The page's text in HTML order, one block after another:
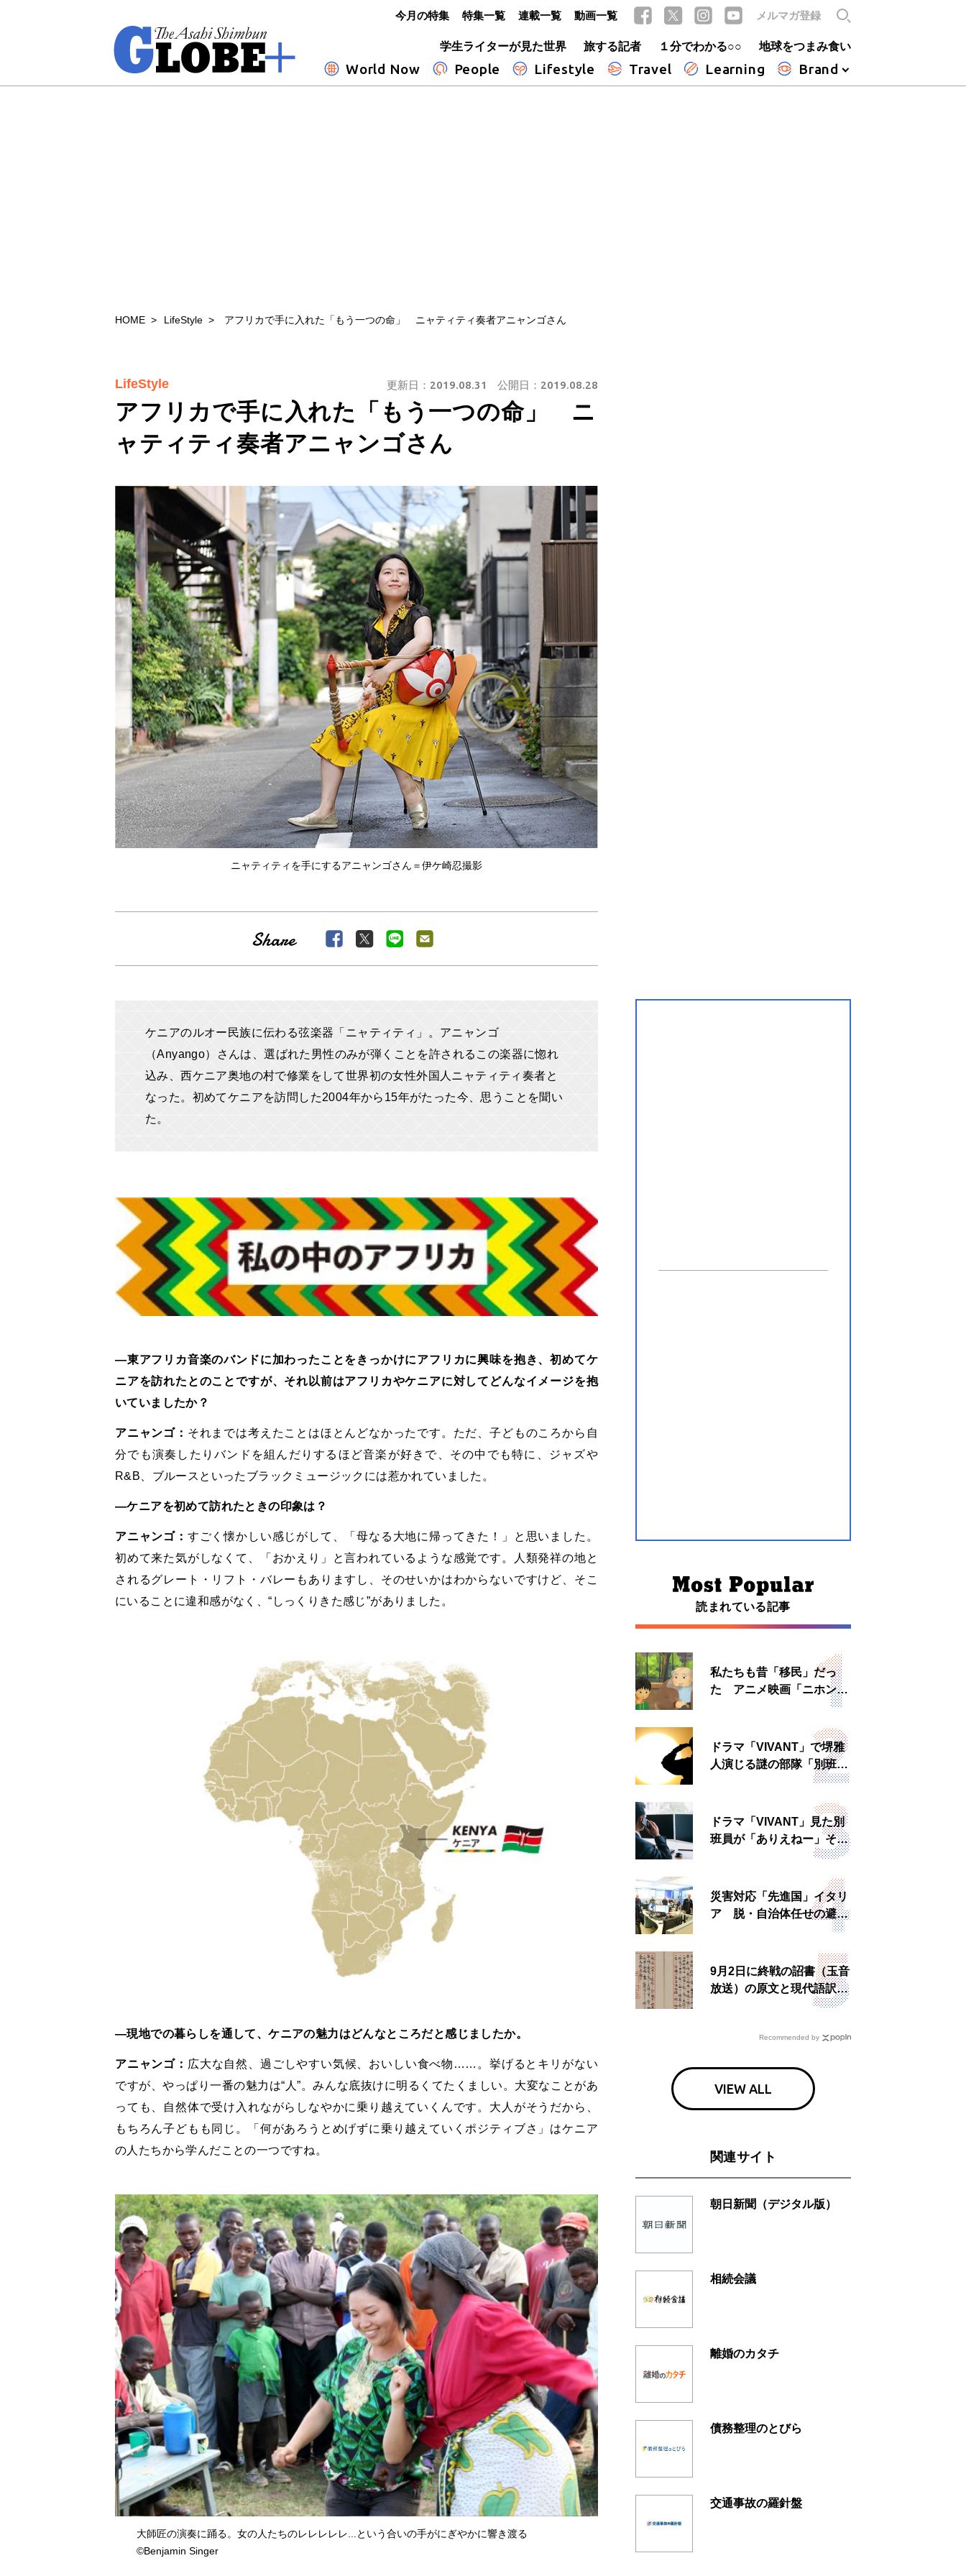
学生ライターが見た世界
旅する記者 １分でわかる○○ 地球をつまみ食い
World Now People Lifestyle Travel Learning Brand
今月の特集 特集一覧 連載一覧 動画一覧 メルマガ登録
HOME LifeStyle アフリカで手に入れた「もう一つの命」 ニャティティ奏者アニャンゴさん
アフリカで手に入れた「もう一つの命」 ニ
ャティティ奏者アニャンゴさん
LifeStyle 更新日： 2019.08.31 公開日： 2019.08.28
ニャティティを手にするアニャンゴさん＝伊ケ崎忍撮影
ケニアのルオー民族に伝わる弦楽器「ニャティティ」。アニャンゴ
（Anyango）さんは、選ばれた男性のみが弾くことを許されるこの楽器に惚れ
込み、西ケニア奥地の村で修業をして世界初の女性外国人ニャティティ奏者と
なった。初めてケニアを訪問した2004年から15年がたった今、思うことを聞い
た。
―東アフリカ音楽のバンドに加わったことをきっかけにアフリカに興味を抱き、初めてケ
ニアを訪れたとのことですが、それ以前はアフリカやケニアに対してどんなイメージを抱
いていましたか？
アニャンゴ： それまでは考えたことはほとんどなかったです。ただ、子どものころから自
分でも演奏したりバンドを組んだりするほど音楽が好きで、その中でも特に、ジャズや
R&B、ブルースといったブラックミュージックには惹かれていました。
―ケニアを初めて訪れたときの印象は？
アニャンゴ： すごく懐かしい感じがして、「母なる大地に帰ってきた！」と思いました。
初めて来た気がしなくて、「おかえり」と言われているような感覚です。人類発祥の地と
されるグレート・リフト・バレーもありますし、そのせいかはわからないですけど、そこ
にいることに違和感がなく、“しっくりきた感じ”がありました。
―現地での暮らしを通して、ケニアの魅力はどんなところだと感じましたか。
アニャンゴ： 広大な自然、過ごしやすい気候、おいしい食べ物……。挙げるとキリがない
ですが、やっぱり一番の魅力は“人”。みんな底抜けに明るくてたくましい。大変なことがあ
っても、自然体で受け入れながらしなやかに乗り越えていくんです。大人がそうだから、
もちろん子どもも同じ。「何があろうとめげずに乗り越えていくポジティブさ」はケニア
の人たちから学んだことの一つですね。
大師匠の演奏に踊る。女の人たちのレレレレレ...という合いの手がにぎやかに響き渡る
©Benjamin Singer
読まれている記事
私たちも昔「移民」だっ
た アニメ映画「ニホンジ
ドラマ「VIVANT」で堺雅
人演じる謎の部隊「別班」
は実在する？内情知る人物
ドラマ「VIVANT」見た別
班員が「ありえねー」その
理由とは 非公然組織ゆえ
災害対応「先進国」イタリ
ア 脱・自治体任せの避難
所運営、被災者への温かい
9月2日に終戦の詔書（玉音
放送）の原文と現代語訳を
読む もう一つの「終戦の
Recommended by
VIEW ALL
関連サイト
朝日新聞（デジタル版）
相続会議
離婚のカタチ
債務整理のとびら
交通事故の羅針盤